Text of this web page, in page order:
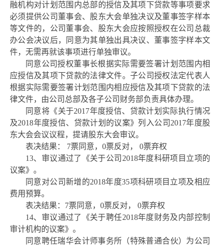
融机构对计划范围内总部的授信及其项下贷款等事项要求
必须提供公司董事会、股东大会单独决议及董事签字样本
等文件的，公司董事会、股东大会应按照授权在公司总裁
办公会决议后，同意为其单独出具决议、董事签字样本文
件，无需再就该事项进行单独审议。
同意公司授权董事长根据实际需要签署计划范围内相
应授信及其项下贷款的法律文件。子公司授权法定代表人
根据实际需要签署计划范围内相应授信及其项下贷款的法
律文件，由公司总部及各子公司财务部负责具体办理。
同意将《关于2017年度授信、贷款计划实际执行情况
及2018年度授信、贷款计划的议案》列入公司2017年度股
东大会会议议程，提请股东大会审议。
表决结果：
7票同意，0票反对， 0票弃权
13、审议通过了《关于公司2018年度科研项目立项的
议案》。
同意对公司新增的2018年度35项科研项目立项及相应
费用预算。
表决结果： 7票同意，0票反对， 0票弃权
14、审议通过了《关于聘任2018年度财务及内部控制
审计机构的议案》。
同意聘任瑞华会计师事务所（特殊普通合伙）为公司